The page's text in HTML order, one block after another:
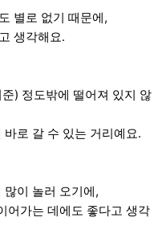
별로 없기 때문에,
생각해요.
) 정도밖에 떨어져 있지 않
로 갈 수 있는 거리예요.
많이 놀러 오기에,
어가는 데에도 좋다고 생각